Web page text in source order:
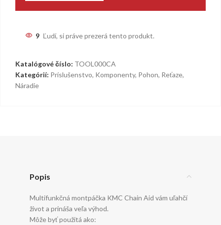
9 Ľudí, si práve prezerá tento produkt.
Katalógové číslo: TOOL000CA
Kategórií: Príslušenstvo, Komponenty, Pohon, Reťaze,
Náradie
Popis
Multifunkčná montpáčka KMC Chain Aid vám uľahčí
život a prináša veľa výhod.
Môže byť použitá ako: